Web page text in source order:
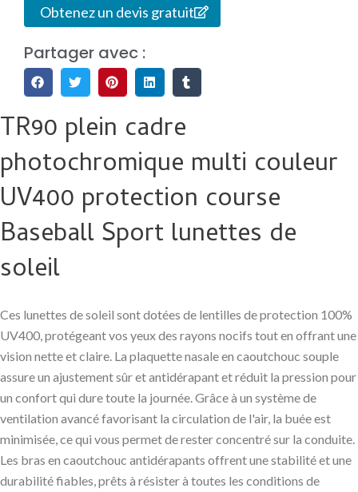
Obtenez un devis gratuit
Partager avec :
TR90 plein cadre
photochromique multi couleur
UV400 protection course
Baseball Sport lunettes de
soleil
Ces lunettes de soleil sont dotées de lentilles de protection 100%
UV400, protégeant vos yeux des rayons nocifs tout en offrant une
vision nette et claire. La plaquette nasale en caoutchouc souple
assure un ajustement sûr et antidérapant et réduit la pression pour
un confort qui dure toute la journée. Grâce à un système de
ventilation avancé favorisant la circulation de l'air, la buée est
minimisée, ce qui vous permet de rester concentré sur la conduite.
Les bras en caoutchouc antidérapants offrent une stabilité et une
durabilité fiables, prêts à résister à toutes les conditions de